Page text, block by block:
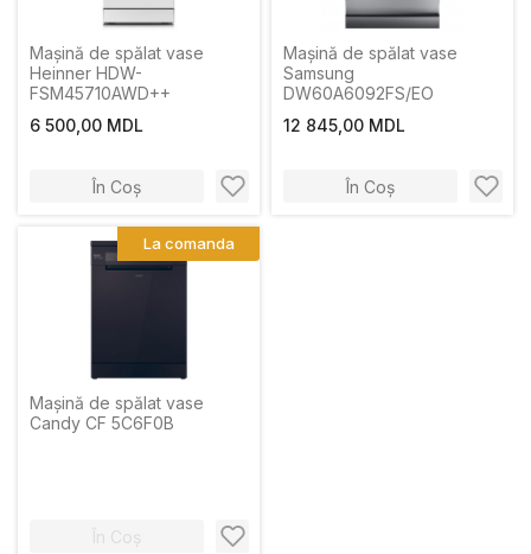
Mașină de spălat vase
Heinner HDW-
FSM45710AWD++
6 500,00 MDL
În Coș
Mașină de spălat vase
Samsung
DW60A6092FS/EO
12 845,00 MDL
În Coș
Mașină de spălat vase
Candy CF 5C6F0B
În Coș
La comanda